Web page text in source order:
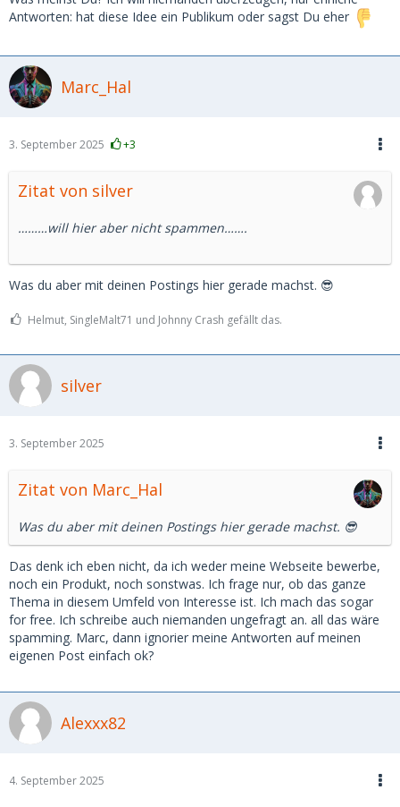
Antworten: hat diese Idee ein Publikum oder sagst Du eher
Marc_Hal
3. September 2025 +3
Zitat von silver
………will hier aber nicht spammen…….
Was du aber mit deinen Postings hier gerade machst. 😎
Helmut, SingleMalt71 und Johnny Crash gefällt das.
silver
3. September 2025
Zitat von Marc_Hal
Was du aber mit deinen Postings hier gerade machst. 😎
Das denk ich eben nicht, da ich weder meine Webseite bewerbe,
noch ein Produkt, noch sonstwas. Ich frage nur, ob das ganze
Thema in diesem Umfeld von Interesse ist. Ich mach das sogar
for free. Ich schreibe auch niemanden ungefragt an. all das wäre
spamming. Marc, dann ignorier meine Antworten auf meinen
eigenen Post einfach ok?
Alexxx82
4. September 2025